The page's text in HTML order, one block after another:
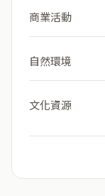
商業活動
自然環境
文化資源